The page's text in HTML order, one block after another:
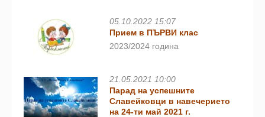
05.10.2022 15:07
Прием в ПЪРВИ клас
2023/2024 година
21.05.2021 10:00
Парад на успешните
Славейковци в навечерието
на 24-ти май 2021 г.